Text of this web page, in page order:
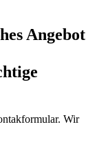
Angebot
Wir